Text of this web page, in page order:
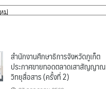
สำนักงานศึกษาธิการจังหวัดภูเก็ต
ประกาศขายทอดตลาดเสาสัญญาณ
วิทยุสื่อสาร (ครั้งที่ 2)